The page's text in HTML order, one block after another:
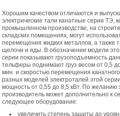
Хорошим качеством отличаются и
электрические тали канатные серии ТЭ,
промышленном производстве, на
складских помещениях, могут
перемещения жидких металлов, а также
щелочи и яды. В обозначении модели
серии показывают грузоподъемность
тельферы поднимают груз весом от 0,5
мин. и скоростью перемещения
разных моделей электроталей этой
мощность от 0,55 до 8,5 кВт. По желанию
производитель может дополнительно к
следующее оборудование:
увеличить степень защиты до